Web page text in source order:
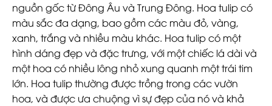
nguồn gốc từ Đông Âu và Trung Đông. Hoa tulip có
màu sắc đa dạng, bao gồm các màu đỏ, vàng,
xanh, trắng và nhiều màu khác. Hoa tulip có một
hình dáng đẹp và đặc trưng, với một chiếc lá dài và
một hoa có nhiều lông nhỏ xung quanh một trái tim
lớn. Hoa tulip thường được trồng trong các vườn
hoa, và được ưa chuộng vì sự đẹp của nó và khả